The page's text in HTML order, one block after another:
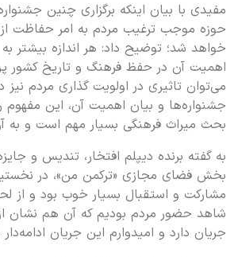
مفیدی با بیان اینکه برگزاری چنین
حوزه موجب ترغیب مردم به امر حفاظت از
خواهد شد؛ توضیح داد: هر اندازه بیشتر
اهمیت آن در حفظ فرهنگ و تاریخ کشور
می‌توان تاثیری در اولویت گذاری مردم نیز
جشنواره‌ها و بیان اهمیت آن، این مفهوم
بحث میراث فرهنگی بسیار مهم است و به
به گفته برنده دیپلم افتخار، تندیس و
بخش فضای مجازی «ترکمن من»، در نخستین
مشارکت و استقبال بسیار خوب بود و از
شاهد حضور مردم بودیم که آن هم نشان از
جریان دارد و امیدوارم این جریان